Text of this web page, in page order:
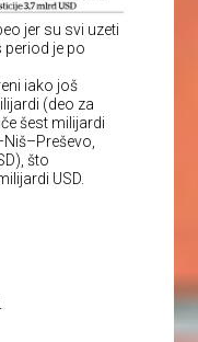
jer su svi uzeti
period je po
iako još
(deo za
šest milijardi
što
USD.